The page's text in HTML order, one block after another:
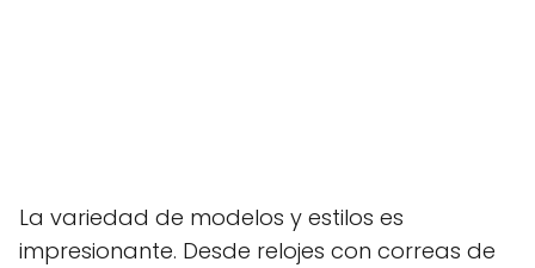
La variedad de modelos y estilos es
impresionante. Desde relojes con correas de